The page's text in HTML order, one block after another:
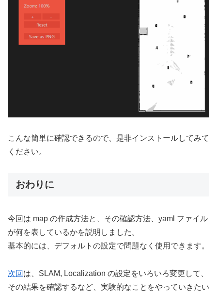
こんな簡単に確認できるので、是非インストールしてみて
ください。
おわりに
今回は map の作成方法と、その確認方法、yaml ファイル
が何を表しているかを説明しました。
基本的には、デフォルトの設定で問題なく使用できます。
次回 は、SLAM, Localization の設定をいろいろ変更して、
その結果を確認するなど、実験的なことをやっていきたい